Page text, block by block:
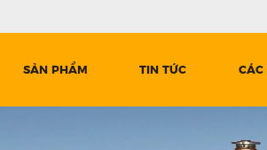
SẢN PHẨM TIN TỨC CÁC